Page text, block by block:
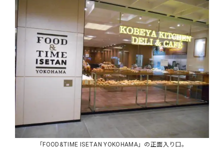
「FOOD&TIME ISETAN YOKOHAMA」の正面入り口。